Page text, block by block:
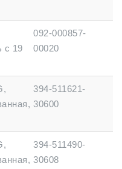
с 19
092-000857-
00020
394-511621-
30600
394-511490-
30608